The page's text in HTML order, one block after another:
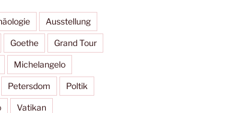
Ausstellung
Goethe Grand Tour
Michelangelo
Petersdom Poltik
Vatikan